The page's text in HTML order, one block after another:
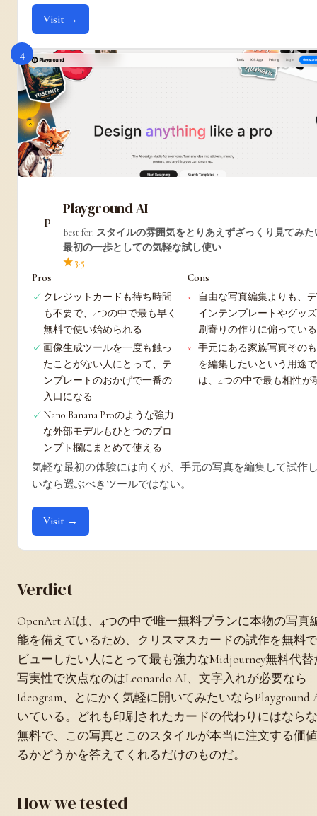
Visit →
4
Playground AI
Best for: スタイルの雰囲気をとりあえずざっくり見てみた
最初の一歩としての気軽な試し使い
★ 3.5
Pros
クレジットカードも待ち時間
も不要で、4つの中で最も早く
無料で使い始められる
画像生成ツールを一度も触っ
たことがない人にとって、テ
ンプレートのおかげで一番の
入口になる
Nano Banana Proのような強力
な外部モデルもひとつのプロ
ンプト欄にまとめて使える
Cons
自由な写真編集よりも、
インテンプレートやグッ
刷寄りの作りに偏っている
手元にある家族写真その
を編集したいという用途で
は、4つの中で最も相性が
気軽な最初の体験には向くが、手元の写真を編集して試作
いなら選ぶべきツールではない。
Visit →
Verdict
OpenArt AIは、4つの中で唯一無料プランに本物の写真
能を備えているため、クリスマスカードの試作を無料
ビューしたい人にとって最も強力なMidjourney無料代替
写実性で次点なのはLeonardo AI、文字入れが必要なら
Ideogram、とにかく気軽に開いてみたいならPlayground
いている。どれも印刷されたカードの代わりにはなら
無料で、この写真とこのスタイルが本当に注文する価
るかどうかを答えてくれるだけのものだ。
How we tested